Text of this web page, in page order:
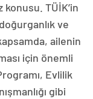
TÜİK’in
ve
ailenin
için önemli
Evlilik
gibi